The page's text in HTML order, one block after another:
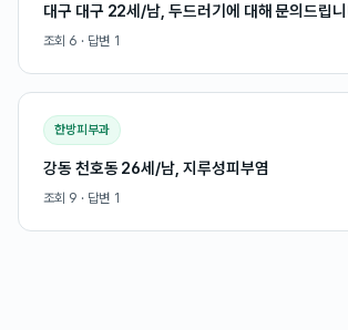
대구 대구 22세/남, 두드러기에 대해 문의드립
조회 6 · 답변 1
한방피부과
강동 천호동 26세/남, 지루성피부염
조회 9 · 답변 1